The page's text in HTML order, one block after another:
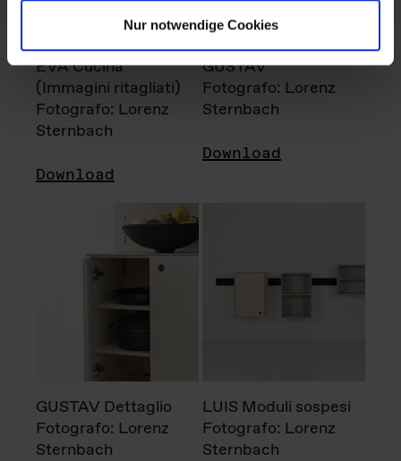
Nur notwendige Cookies
EVA Cucina
(Immagini ritagliati)
Fotografo: Lorenz
Sternbach
Download
GUSTAV
Fotografo: Lorenz
Sternbach
Download
GUSTAV Dettaglio
Fotografo: Lorenz
Sternbach
LUIS Moduli sospesi
Fotografo: Lorenz
Sternbach